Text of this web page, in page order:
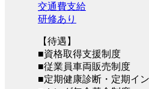
交通費支給
研修あり
【待遇】
■資格取得支援制度
■従業員車両販売制度
■定期健康診断・定期イ